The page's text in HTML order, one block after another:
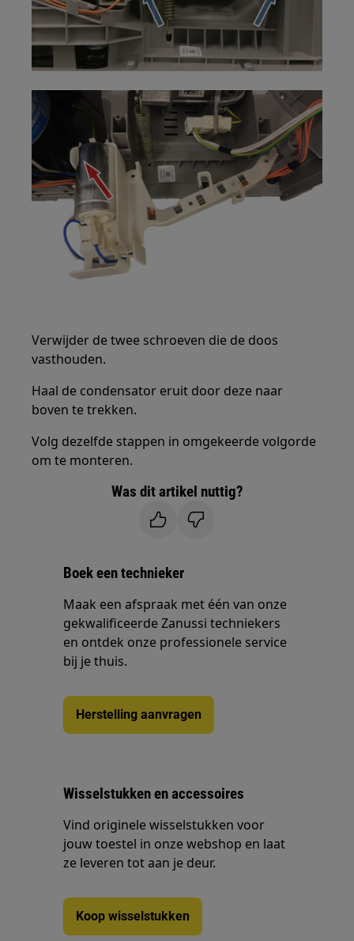
Verwijder de twee schroeven die de doos
vasthouden.
Haal de condensator eruit door deze naar
boven te trekken.
Volg dezelfde stappen in omgekeerde volgorde
om te monteren.
Was dit artikel nuttig?
Boek een technieker
Maak een afspraak met één van onze
gekwalificeerde Zanussi techniekers
en ontdek onze professionele service
bij je thuis.
Herstelling aanvragen
Wisselstukken en accessoires
Vind originele wisselstukken voor
jouw toestel in onze webshop en laat
ze leveren tot aan je deur.
Koop wisselstukken